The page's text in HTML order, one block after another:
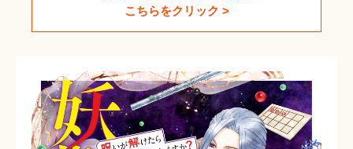
こちらをクリック >